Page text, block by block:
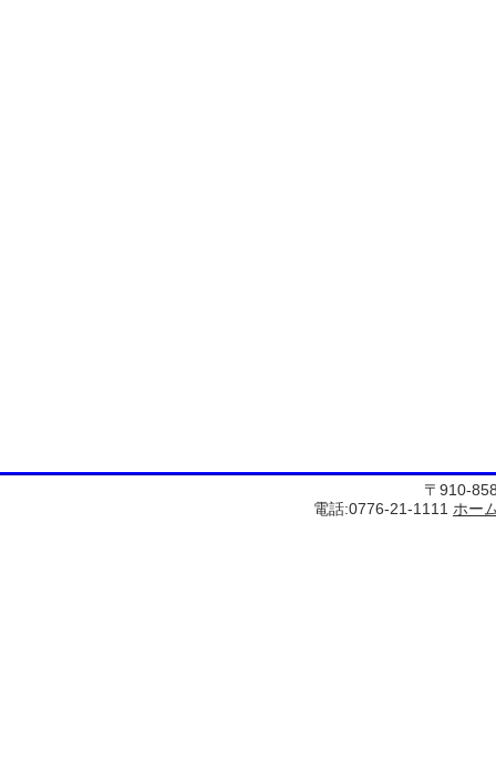
〒910-
電話:0776-21-1111 ホー